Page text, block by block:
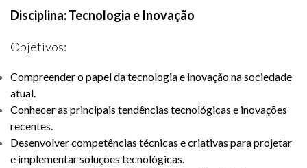
Disciplina: Tecnologia e Inovação
Objetivos:
Compreender o papel da tecnologia e inovação na sociedade
atual.
Conhecer as principais tendências tecnológicas e inovações
recentes.
Desenvolver competências técnicas e criativas para projetar
e implementar soluções tecnológicas.